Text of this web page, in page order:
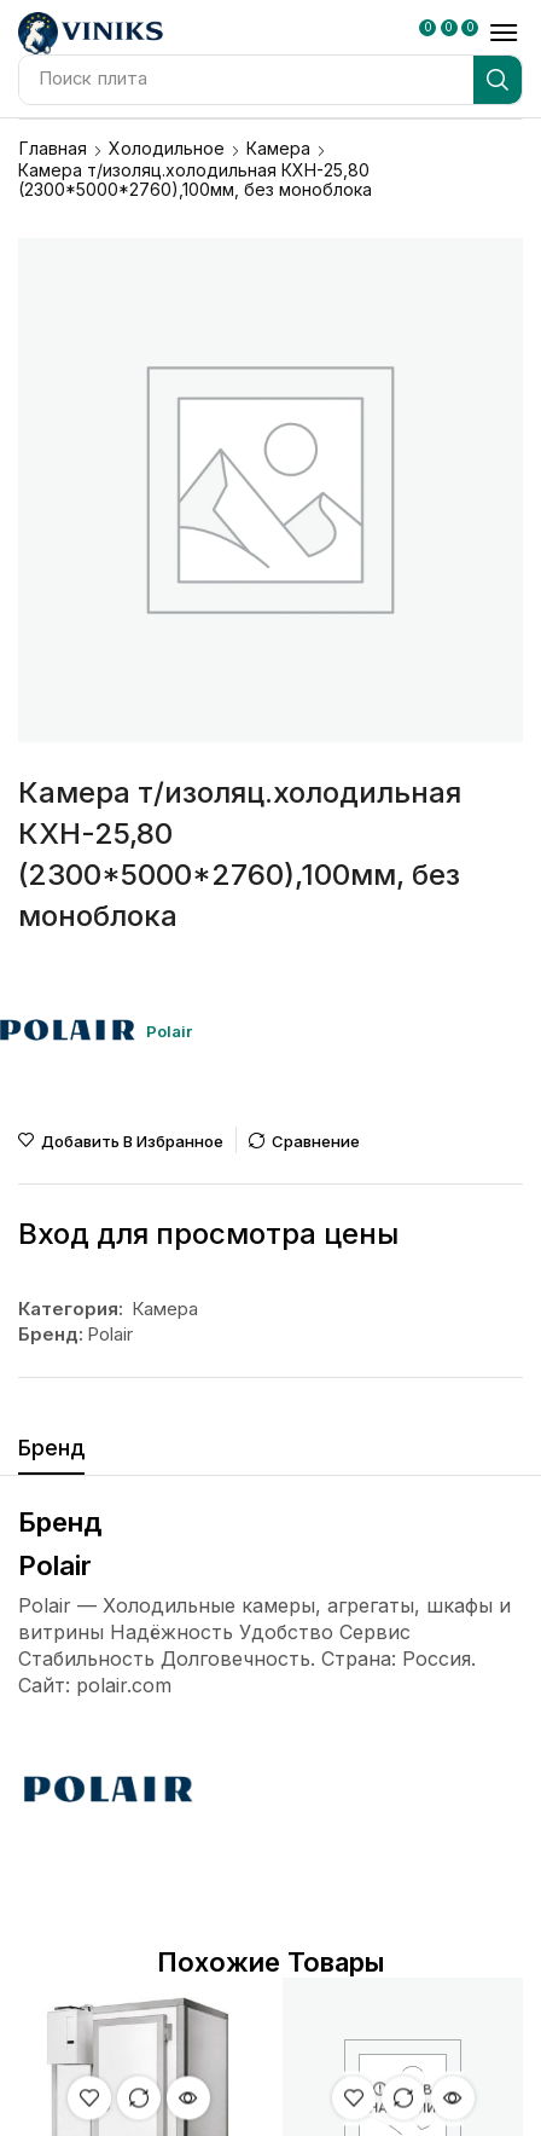
Поиск плита
0 0 0
Главная Холодильное
Камера
Камера т/изоляц.холодильная КХН-25,80
(2300*5000*2760),100мм, без моноблока
Камера т/изоляц.холодильная
КХН-25,80
(2300*5000*2760),100мм, без
моноблока
Polair
Добавить В Избранное Сравнение
Вход для просмотра цены
Категория: Камера
Бренд: Polair
Бренд
Бренд
Polair
Polair — Холодильные камеры, агрегаты, шкафы и
витрины Надёжность Удобство Сервис
Стабильность Долговечность. Страна: Россия.
Сайт: polair.com
Похожие Товары
НЕТ В
НАЛИЧИИ